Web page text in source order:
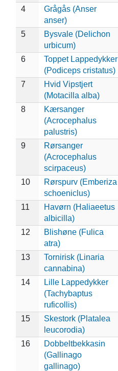
4
Grågås (Anser
anser)
5
Bysvale (Delichon
urbicum)
6
Toppet Lappedykker
(Podiceps cristatus)
7
Hvid Vipstjert
(Motacilla alba)
8
Kærsanger
(Acrocephalus
palustris)
9
Rørsanger
(Acrocephalus
scirpaceus)
10
Rørspurv (Emberiza
schoeniclus)
11
Havørn (Haliaeetus
albicilla)
12
Blishøne (Fulica
atra)
13
Tornirisk (Linaria
cannabina)
14
Lille Lappedykker
(Tachybaptus
ruficollis)
15
Skestork (Platalea
leucorodia)
16
Dobbeltbekkasin
(Gallinago
gallinago)